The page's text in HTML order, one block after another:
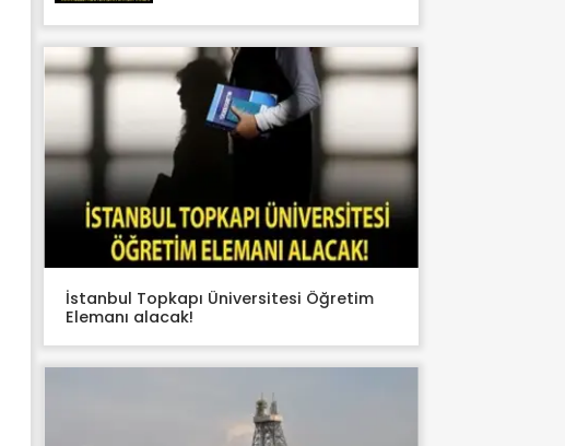
İstanbul Topkapı Üniversitesi Öğretim
Elemanı alacak!